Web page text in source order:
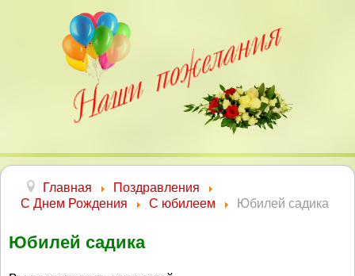
Главная
Поздравления
С Днем Рождения
С юбилеем Юбилей садика
Юбилей садика